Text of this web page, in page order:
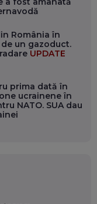
BAZA DE DATE, LA
O COMPANIE
CU COMUNITATEA
PE SCENĂ, INVITATUL
CEILALȚI. VIN JASON
PE REȚELE SOCIALE
România în
un gazoduct.
UPDATE
prima dată în
ucrainene în
NATO. SUA dau